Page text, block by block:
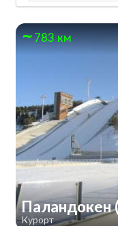
783 км
Паландокен
Курорт